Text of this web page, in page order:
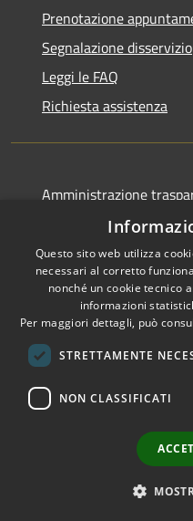
Prenotazione
Segnalazione disservizio
Leggi le FAQ
Richiesta assistenza
Amministrazione
Albo pretorio
Informativa privacy
Note legali
Dichiarazione di
RSS
Questo sito web utilizza
necessari al corretto
nonché un cookie tecnico
informazioni
Per maggiori dettagli, può
STRETTAMENTE
NON CLASSIFICATI